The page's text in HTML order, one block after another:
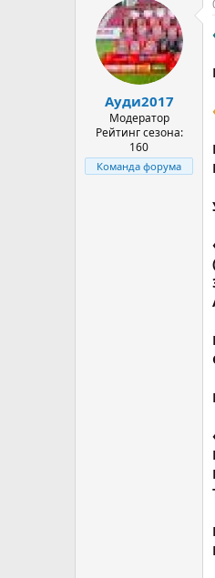
м
а
ч
а
л
Ауди2017
Модератор
Рейтинг сезона:
160
Команда форума